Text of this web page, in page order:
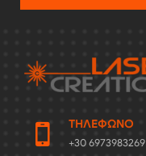
ΤΗΛΈΦΩΝΟ
+30 6973983269